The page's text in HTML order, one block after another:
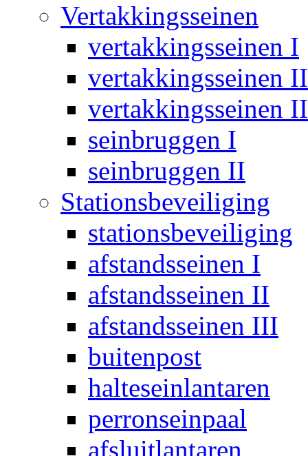
Vertakkingsseinen
vertakkingsseinen I
vertakkingsseinen II
vertakkingsseinen
seinbruggen I
seinbruggen II
Stationsbeveiliging
stationsbeveiliging
afstandsseinen I
afstandsseinen II
afstandsseinen III
buitenpost
halteseinlantaren
perronseinpaal
afsluitlantaren